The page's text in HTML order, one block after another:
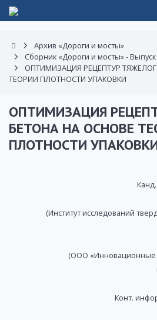
Архив «Дороги и мосты»
Сборник «Дороги и мосты» -
ОПТИМИЗАЦИЯ РЕЦЕПТУР
ТЕОРИИ ПЛОТНОСТИ УПАКОВКИ
ОПТИМИЗАЦИЯ
БЕТОНА НА ОСНОВЕ
ПЛОТНОСТИ
(Институт исследований
(ООО «Инновационные
Конт.